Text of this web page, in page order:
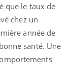
que le taux de
chez un
année de
santé. Une